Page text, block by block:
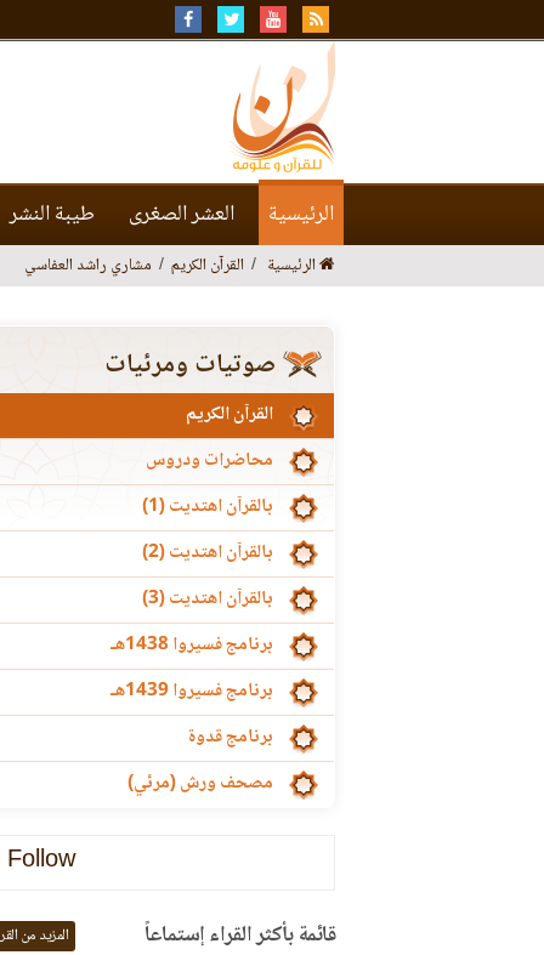
الرئيسية العشر الصغرى طيبة النشر
الرئيسية القرآن الكريم مشاري راشد العفاسي
صوتيات ومرئيات
القرآن الكريم
محاضرات ودروس
بالقرآن اهتديت (1)
بالقرآن اهتديت (2)
بالقرآن اهتديت (3)
برنامج فسيروا 1438هـ
برنامج فسيروا 1439هـ
برنامج قدوة
مصحف ورش (مرئي)
Follow
قائمة بأكثر القراء إستماعاً المزيد من